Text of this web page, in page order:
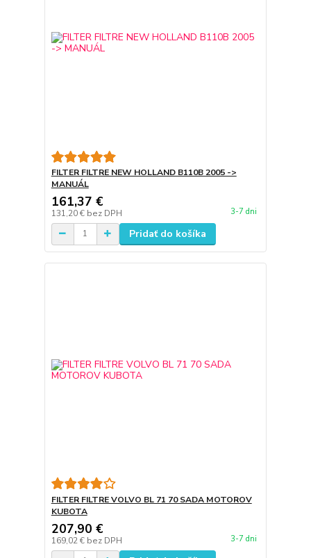
FILTER FILTRE NEW HOLLAND B110B 2005 ->
MANUÁL
161,37 €
131,20 € bez DPH 3-7 dni
Pridať do košíka
FILTER FILTRE VOLVO BL 71 70 SADA MOTOROV
KUBOTA
207,90 €
169,02 € bez DPH 3-7 dni